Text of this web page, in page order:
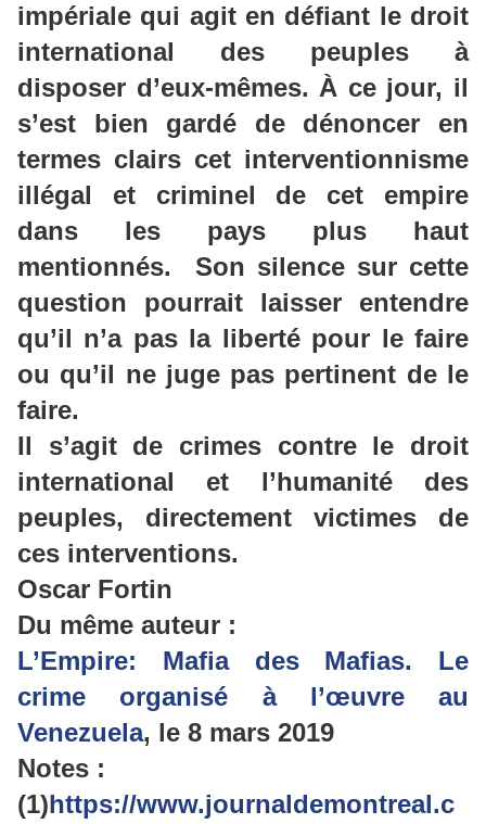
impériale qui agit en défiant le droit
international des peuples à
disposer d’eux-mêmes. À ce jour, il
s’est bien gardé de dénoncer en
termes clairs cet interventionnisme
illégal et criminel de cet empire
dans les pays plus haut
mentionnés. Son silence sur cette
question pourrait laisser entendre
qu’il n’a pas la liberté pour le faire
ou qu’il ne juge pas pertinent de le
faire.
Il s’agit de crimes contre le droit
international et l’humanité des
peuples, directement victimes de
ces interventions.
Oscar Fortin
Du même auteur :
L’Empire: Mafia des Mafias. Le
crime organisé à l’œuvre au
Venezuela, le 8 mars 2019
Notes :
(1)https://www.journaldemontreal.c